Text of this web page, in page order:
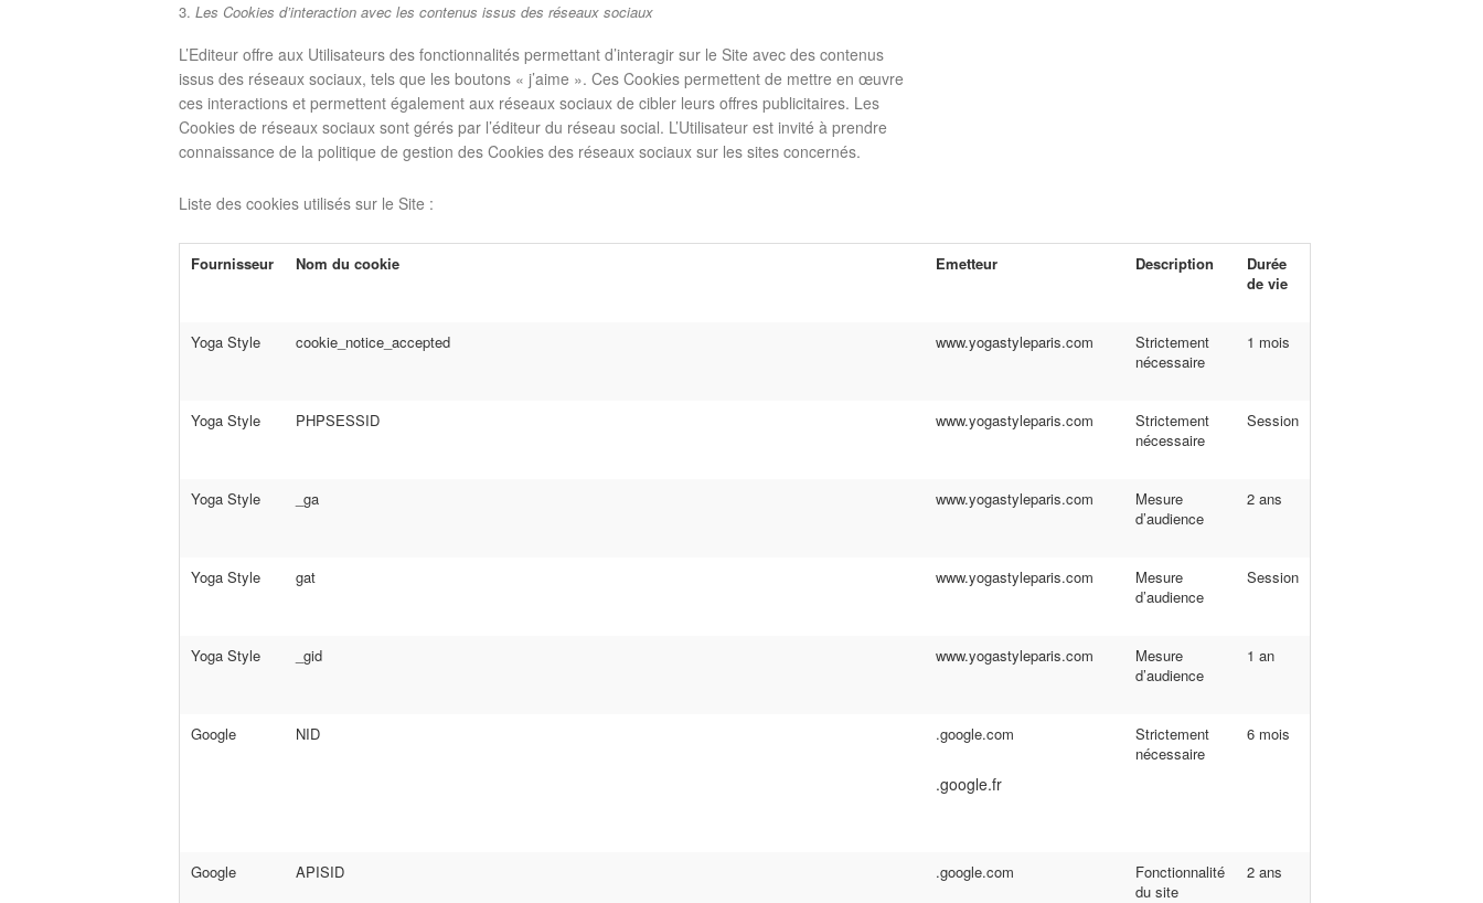
Les Cookies d’interaction avec les contenus issus des réseaux sociaux
L’Editeur offre aux Utilisateurs des fonctionnalités permettant d’interagir sur le Site avec des contenus
issus des réseaux sociaux, tels que les boutons « j’aime ». Ces Cookies permettent de mettre en œuvre
ces interactions et permettent également aux réseaux sociaux de cibler leurs offres publicitaires. Les
Cookies de réseaux sociaux sont gérés par l’éditeur du réseau social. L’Utilisateur est invité à prendre
connaissance de la politique de gestion des Cookies des réseaux sociaux sur les sites concernés.
Liste des cookies utilisés sur le Site :
Fournisseur Nom du cookie Emetteur Description
Durée
de vie
Yoga Style cookie_notice_accepted www.yogastyleparis.com
Strictement
nécessaire
1 mois
Yoga Style PHPSESSID www.yogastyleparis.com
Strictement
nécessaire
Session
Yoga Style _ga www.yogastyleparis.com
Mesure
d’audience
2 ans
Yoga Style gat www.yogastyleparis.com
Mesure
d’audience
Session
Yoga Style _gid www.yogastyleparis.com
Mesure
d’audience
1 an
Google NID .google.com
.google.fr
Strictement
nécessaire
6 mois
Google APISID .google.com
Fonctionnalité
du site
2 ans